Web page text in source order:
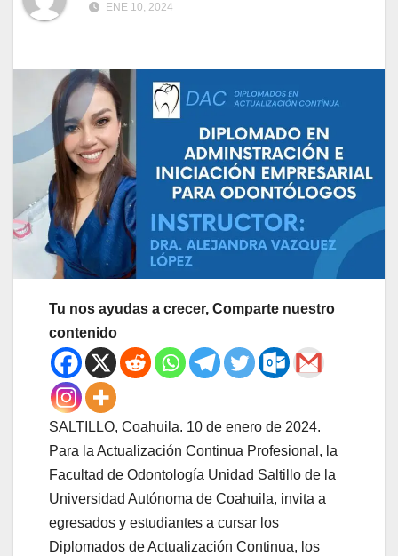
ENE 10, 2024
Tu nos ayudas a crecer, Comparte nuestro
contenido
SALTILLO, Coahuila. 10 de enero de 2024.
Para la Actualización Continua Profesional, la
Facultad de Odontología Unidad Saltillo de la
Universidad Autónoma de Coahuila, invita a
egresados y estudiantes a cursar los
Diplomados de Actualización Continua, los